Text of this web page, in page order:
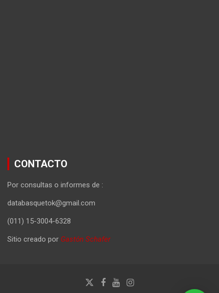
CONTACTO
Por consultas o informes de :
databasquetok@gmail.com
(011) 15-3004-6328
Sitio creado por Gastón Schafer